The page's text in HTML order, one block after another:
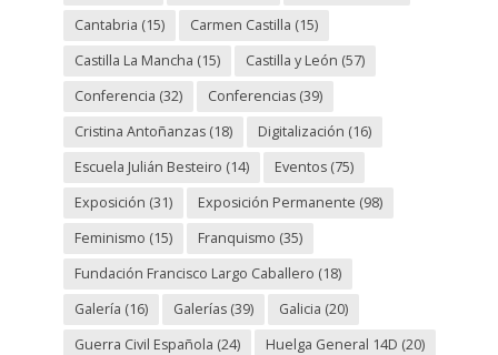
Cantabria (15) Carmen Castilla (15)
Castilla La Mancha (15) Castilla y León (57)
Conferencia (32) Conferencias(39)
Cristina Antoñanzas(18) Digitalización (16)
Escuela Julián Besteiro (14) Eventos(75)
Exposición (31) Exposición Permanente (98)
Feminismo (15) Franquismo (35)
Fundación Francisco Largo Caballero (18)
Galería (16) Galerías(39) Galicia (20)
Guerra Civil Española (24) Huelga General 14D (20)